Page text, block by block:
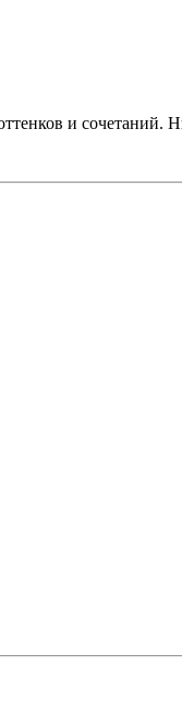
и сочетаний.